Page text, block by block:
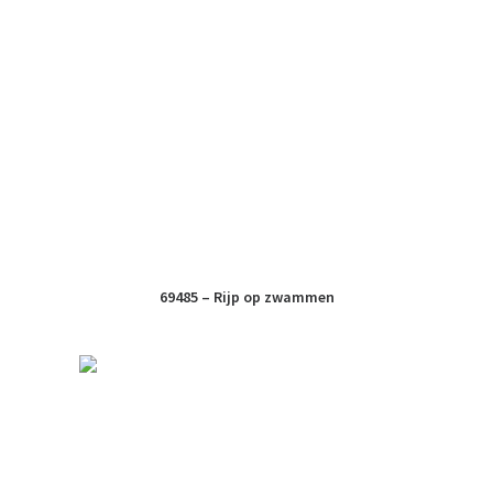
69485 – Rijp op zwammen